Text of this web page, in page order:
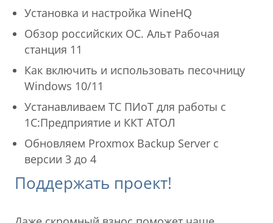
Установка и настройка WineHQ
Обзор российских ОС. Альт Рабочая
станция 11
Как включить и использовать песочницу
Windows 10/11
Устанавливаем ТС ПИоТ для работы с
1С:Предприятие и ККТ АТОЛ
Обновляем Proxmox Backup Server с
версии 3 до 4
Поддержать проект!